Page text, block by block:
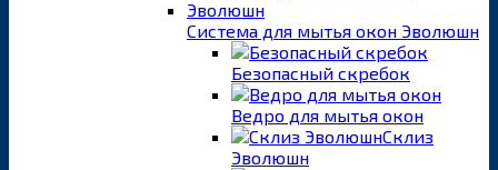
Система для мытья окон Эволюшн
Безопасный скребок
Ведро для мытья окон
Склиз
Эволюшн